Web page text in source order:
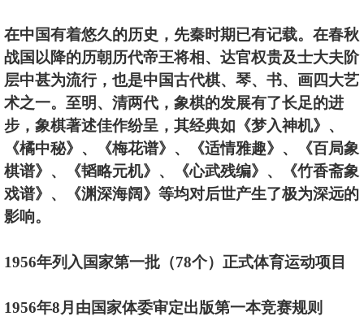
在中国有着悠久的历史，先秦时期已有记载。在春秋
战国以降的历朝历代帝王将相、达官权贵及士大夫阶
层中甚为流行，也是中国古代棋、琴、书、画四大艺
术之一。至明、清两代，象棋的发展有了长足的进
步，象棋著述佳作纷呈，其经典如《梦入神机》、
《橘中秘》、《梅花谱》、《适情雅趣》、《百局象
棋谱》、《韬略元机》、《心武残编》、《竹香斋象
戏谱》、《渊深海阔》等均对后世产生了极为深远的
影响。
1956年列入国家第一批（78个）正式体育运动项目
1956年8月由国家体委审定出版第一本竞赛规则